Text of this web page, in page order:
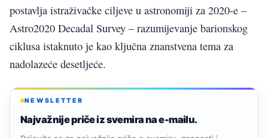
postavlja istraživačke ciljeve u astronomiji za 2020-e –
Astro2020 Decadal Survey – razumijevanje barionskog
ciklusa istaknuto je kao ključna znanstvena tema za
nadolazeće desetljeće.
NEWSLETTER
Najvažnije priče iz svemira na e-mailu.